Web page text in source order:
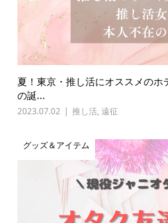
夏！東京・推し活にオススメの
の誕...
2023.07.02 推し活, 遠征
グッズ＆アイテム